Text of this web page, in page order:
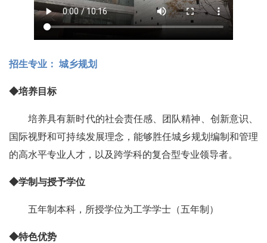
招生专业： 城乡规划
◆培养目标
培养具有新时代的社会责任感、团队精神、创新意识、
国际视野和可持续发展理念，能够胜任城乡规划编制和管理
的高水平专业人才，以及跨学科的复合型专业领导者。
◆学制与授予学位
五年制本科，所授学位为工学学士（五年制）
◆特色优势